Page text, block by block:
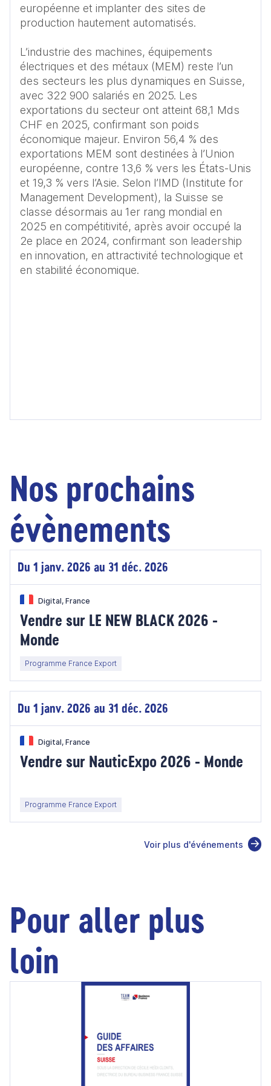
européenne et implanter des sites de
production hautement automatisés.
L’industrie des machines, équipements
électriques et des métaux (MEM) reste l’un
des secteurs les plus dynamiques en Suisse,
avec 322 900 salariés en 2025. Les
exportations du secteur ont atteint 68,1 Mds
CHF en 2025, confirmant son poids
économique majeur. Environ 56,4 % des
exportations MEM sont destinées à l’Union
européenne, contre 13,6 % vers les États-Unis
et 19,3 % vers l’Asie. Selon l’IMD (Institute for
Management Development), la Suisse se
classe désormais au 1er rang mondial en
2025 en compétitivité, après avoir occupé la
2e place en 2024, confirmant son leadership
en innovation, en attractivité technologique et
en stabilité économique.
Nos prochains
évènements
Du 1 janv. 2026 au 31 déc. 2026
Digital, France
Vendre sur LE NEW BLACK 2026 -
Monde
Programme France Export
Du 1 janv. 2026 au 31 déc. 2026
Digital, France
Vendre sur NauticExpo 2026 - Monde
Programme France Export
Voir plus d'événements
Pour aller plus
loin